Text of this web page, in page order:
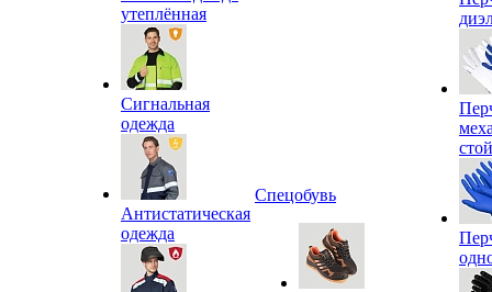
утеплённая
Сигнальная
одежда
Антистатическая
одежда
Спецобувь